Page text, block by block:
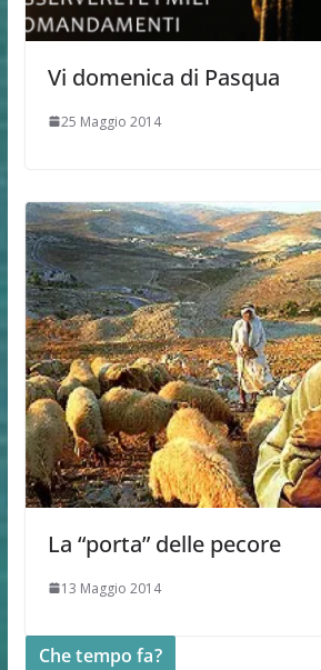
Vi domenica di Pasqua
25 Maggio 2014
La “porta” delle pecore
13 Maggio 2014
Che tempo fa?